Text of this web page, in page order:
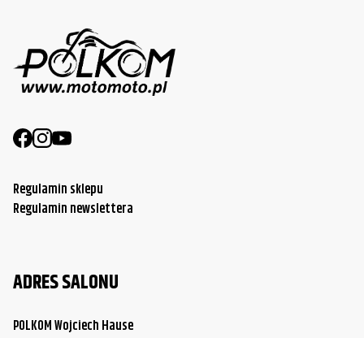
Regulamin sklepu
Regulamin newslettera
ADRES SALONU
POLKOM Wojciech Hause